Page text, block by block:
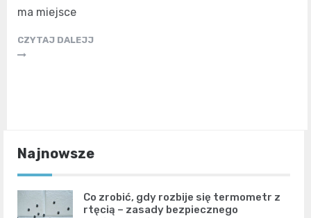
ma miejsce
CZYTAJ DALEJJ
Najnowsze
Co zrobić, gdy rozbije się termometr z
rtęcią – zasady bezpiecznego